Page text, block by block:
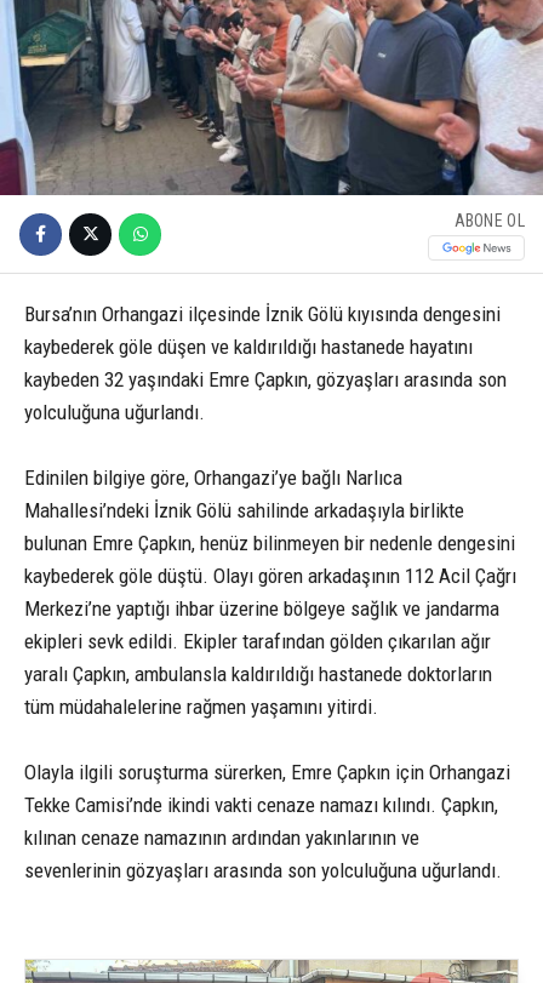
ABONE OL
Bursa’nın Orhangazi ilçesinde İznik Gölü kıyısında dengesini
kaybederek göle düşen ve kaldırıldığı hastanede hayatını
kaybeden 32 yaşındaki Emre Çapkın, gözyaşları arasında son
yolculuğuna uğurlandı.
Edinilen bilgiye göre, Orhangazi’ye bağlı Narlıca
Mahallesi’ndeki İznik Gölü sahilinde arkadaşıyla birlikte
bulunan Emre Çapkın, henüz bilinmeyen bir nedenle dengesini
kaybederek göle düştü. Olayı gören arkadaşının 112 Acil Çağrı
Merkezi’ne yaptığı ihbar üzerine bölgeye sağlık ve jandarma
ekipleri sevk edildi. Ekipler tarafından gölden çıkarılan ağır
yaralı Çapkın, ambulansla kaldırıldığı hastanede doktorların
tüm müdahalelerine rağmen yaşamını yitirdi.
Olayla ilgili soruşturma sürerken, Emre Çapkın için Orhangazi
Tekke Camisi’nde ikindi vakti cenaze namazı kılındı. Çapkın,
kılınan cenaze namazının ardından yakınlarının ve
sevenlerinin gözyaşları arasında son yolculuğuna uğurlandı.